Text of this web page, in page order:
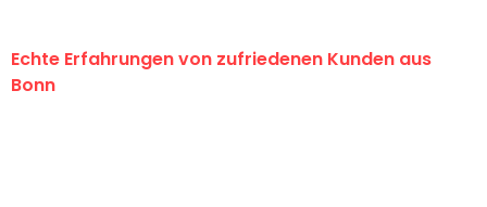
Echte Erfahrungen von zufriedenen Kunden aus
Bonn